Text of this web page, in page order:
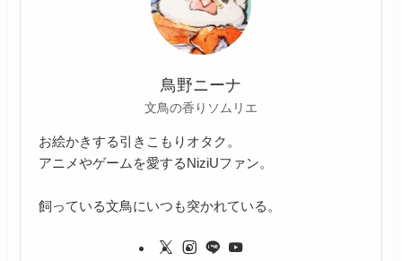
鳥野ニーナ
文鳥の香りソムリエ
お絵かきする引きこもりオタク。
アニメやゲームを愛するNiziUファン。
飼っている文鳥にいつも突かれている。